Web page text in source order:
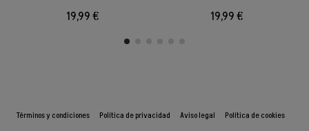
19,99 € 19,99 €
Términos y condiciones Política de privacidad Aviso legal Política de cookies